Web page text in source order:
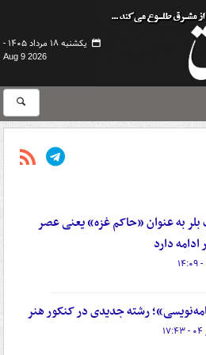
یکشنبه ۱۸ مرداد ۱۴۰۵ -
Aug 9 2026
بلر به عنوان «حاکم غزه» یعنی عصر
ادامه دارد
رشته‌ جدیدی در کنکور هنر